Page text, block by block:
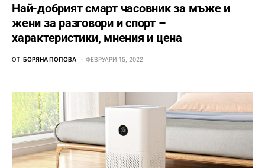
Най-добрият смарт часовник за мъже и
жени за разговори и спорт –
характеристики, мнения и цена
ОТ БОРЯНА ПОПОВА ФЕВРУАРИ 15, 2022